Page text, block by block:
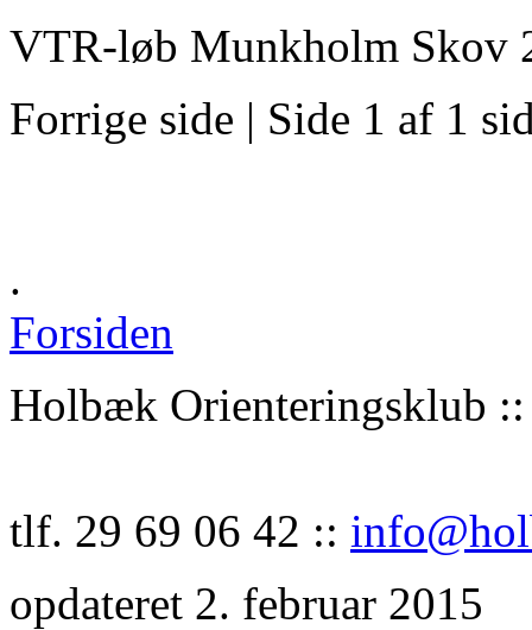
VTR-løb Munkholm Skov
Forrige side | Side 1 af 1
.
Forsiden
Holbæk Orienteringsklub
tlf. 29 69 06 42 ::
opdateret 2. februar 2015